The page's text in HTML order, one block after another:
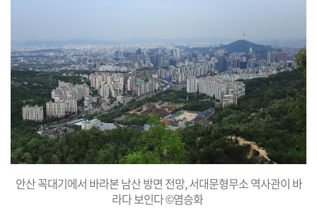
안산 꼭대기에서 바라본 남산 방면 전망, 서대문형무소 역사관이 바
라다 보인다 ©염승화